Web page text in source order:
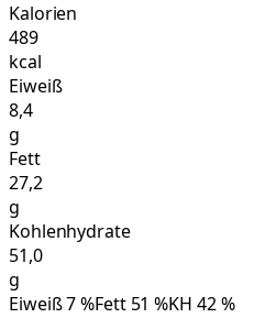
Kalorien
489
kcal
Eiweiß
8,4
g
Fett
27,2
g
Kohlenhydrate
51,0
g
Eiweiß7%Fett 51 %KH 42%